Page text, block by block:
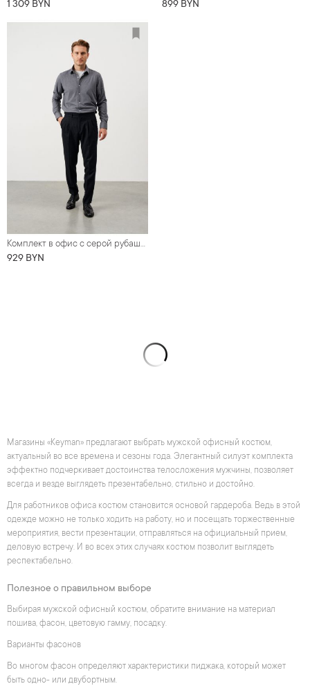
1 309 BYN 899 BYN
Комплект в офис с серой рубашкой меланж из трикотажного полотна (рубашка, брюки, обувь, футболка)
929 BYN
Магазины «Keyman» предлагают выбрать мужской офисный костюм,
актуальный во все времена и сезоны года. Элегантный силуэт комплекта
эффектно подчеркивает достоинства телосложения мужчины, позволяет
всегда и везде выглядеть презентабельно, стильно и достойно.
Для работников офиса костюм становится основой гардероба. Ведь в этой
одежде можно не только ходить на работу, но и посещать торжественные
мероприятия, вести презентации, отправляться на официальный прием,
деловую встречу. И во всех этих случаях костюм позволит выглядеть
респектабельно.
Полезное о правильном выборе
Выбирая мужской офисный костюм, обратите внимание на материал
пошива, фасон, цветовую гамму, посадку.
Варианты фасонов
Во многом фасон определяют характеристики пиджака, который может
быть одно- или двубортным.